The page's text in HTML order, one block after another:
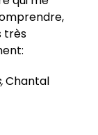
très
,Chantal